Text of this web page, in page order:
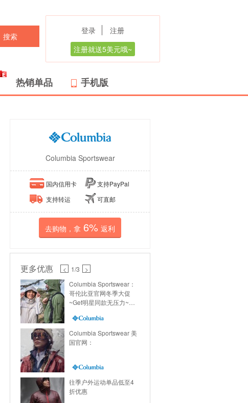
搜索
登录
注册
注册就送5美元哦~
热销单品 手机版
Columbia Sportswear
国内信用卡
支持PayPal
支持转运
可直邮
去购物，拿 6% 返利
更多优惠 < 1/3
>
Columbia Sportswear：
哥伦比亚官网冬季大促
~Get明星同款无压力~满
Columbia Sportswear 美
国官网：
往季户外运动单品低至4
折优惠